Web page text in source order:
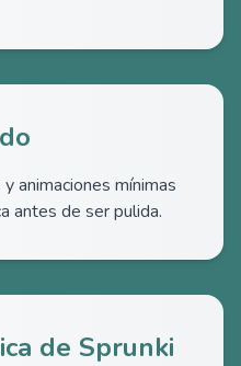
animaciones mínimas
antes de ser pulida.
de Sprunki